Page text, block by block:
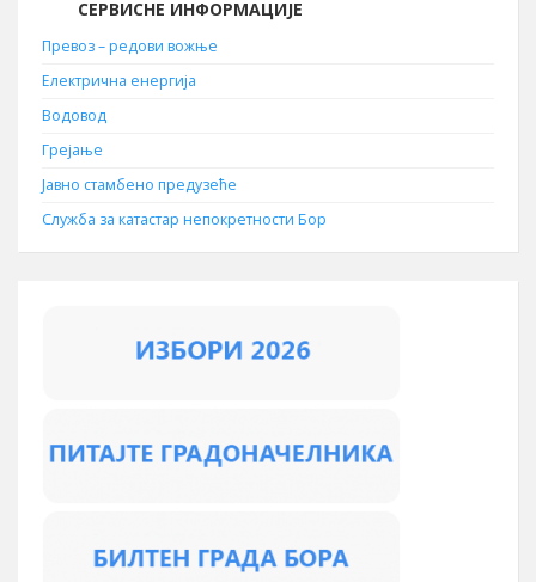
СЕРВИСНЕ ИНФОРМАЦИЈЕ
Превоз – редови вожње
Електрична енергија
Водовод
Грејање
Јавно стамбено предузеће
Служба за катастар непокретности Бор